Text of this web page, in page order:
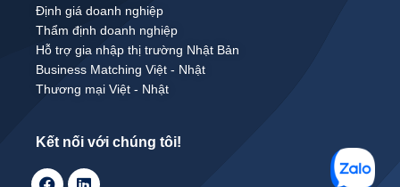
Định giá doanh nghiệp
Thẩm định doanh nghiệp
Hỗ trợ gia nhập thị trường Nhật Bản
Business Matching Việt - Nhật
Thương mại Việt - Nhật
Kết nối với chúng tôi!